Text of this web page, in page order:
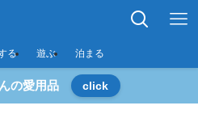
る 遊ぶ 泊まる
の愛用品 click